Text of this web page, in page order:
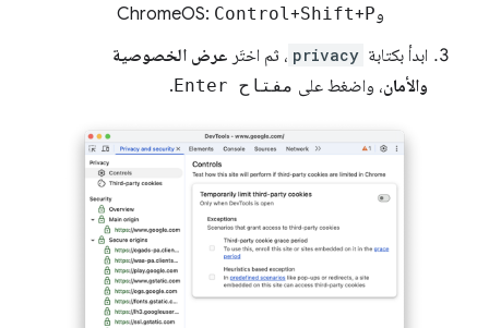
وChromeOS:
Control+Shift+P
ابدأ بكتابة privacy ، ثم اختَر عرض الخصوصية
والأمان، واضغط على مفتاح Enter .